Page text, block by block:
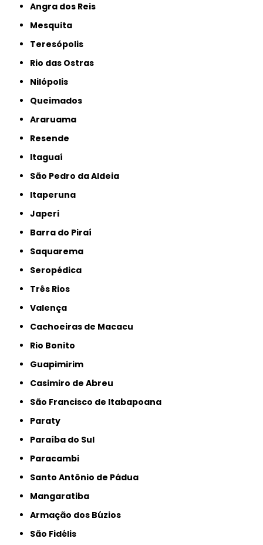
Angra dos Reis
Mesquita
Teresópolis
Rio das Ostras
Nilópolis
Queimados
Araruama
Resende
Itaguaí
São Pedro da Aldeia
Itaperuna
Japeri
Barra do Piraí
Saquarema
Seropédica
Três Rios
Valença
Cachoeiras de Macacu
Rio Bonito
Guapimirim
Casimiro de Abreu
São Francisco de Itabapoana
Paraty
Paraíba do Sul
Paracambi
Santo Antônio de Pádua
Mangaratiba
Armação dos Búzios
São Fidélis